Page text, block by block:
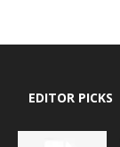
EDITOR PICKS